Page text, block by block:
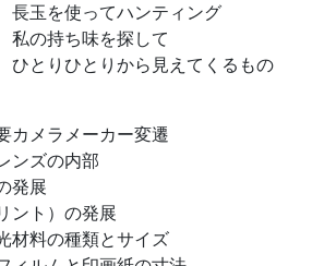
玉を使ってハンティング
の持ち味を探して
とりひとりから見えてくるもの
カメラメーカー変遷
ンズの内部
発展
ント）の発展
材料の種類とサイズ